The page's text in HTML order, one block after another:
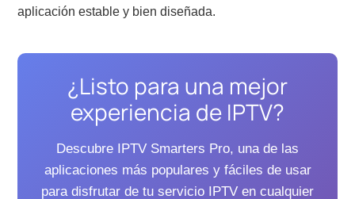
aplicación estable y bien diseñada.
¿Listo para una mejor
experiencia de IPTV?
Descubre IPTV Smarters Pro, una de las
aplicaciones más populares y fáciles de usar
para disfrutar de tu servicio IPTV en cualquier